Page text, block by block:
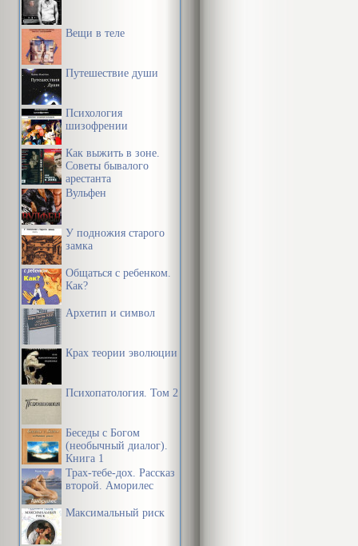
Вещи в теле
Путешествие души
Психология
шизофрении
Как выжить в зоне.
Советы бывалого
арестанта
Вульфен
У подножия старого
замка
Общаться с ребенком.
Как?
Архетип и символ
Крах теории эволюции
Психопатология. Том 2
Беседы с Богом
(необычный диалог).
Книга 1
Трах-тебе-дох. Рассказ
второй. Аморилес
Максимальный риск